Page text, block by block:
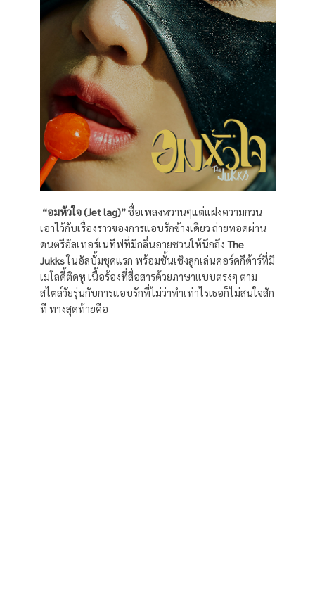
“อมหัวใจ (Jet lag)”ชื่อเพลงหวานๆแต่แฝงความกวน
เอาไว้กับเรื่องราวของการแอบรักข้างเดียว ถ่ายทอดผ่าน
ดนตรีอัลเทอร์เนทีฟที่มีกลิ่นอายชวนให้นึกถึง The
Jukksในอัลบั้มชุดแรก พร้อมชั้นเชิงลูกเล่นคอร์ดกีต้าร์ที่มี
เมโลดี้ติดหู เนื้อร้องที่สื่อสารด้วยภาษาแบบตรงๆ ตาม
สไตล์วัยรุ่นกับการแอบรักที่ไม่ว่าทำเท่าไรเธอก็ไม่สนใจสัก
ที ทางสุดท้ายคือ